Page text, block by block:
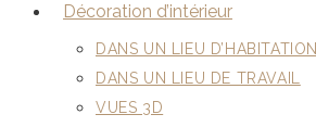
Décoration d’intérieur
DANS UN LIEU D’HABITATION
DANS UN LIEU DE TRAVAIL
VUES 3D